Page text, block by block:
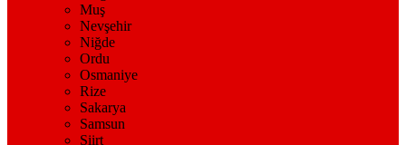
Muş
Nevşehir
Niğde
Ordu
Osmaniye
Rize
Sakarya
Samsun
Siirt